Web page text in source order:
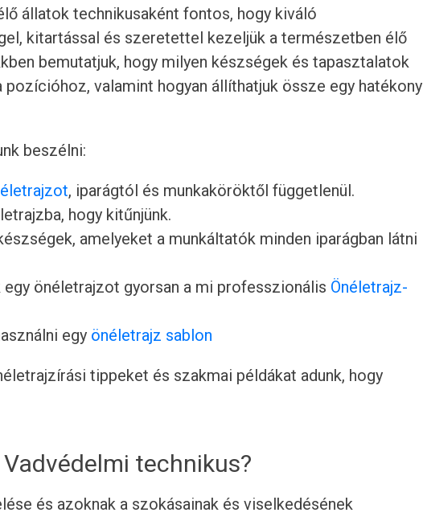
állatok technikusaként fontos, hogy kiváló
kitartással és szeretettel kezeljük a természetben élő
bemutatjuk, hogy milyen készségek és tapasztalatok
pozícióhoz, valamint hogyan állíthatjuk össze egy hatékony
beszélni:
, iparágtól és munkaköröktől függetlenül.
hogy kitűnjünk.
amelyeket a munkáltatók minden iparágban látni
egy önéletrajzot gyorsan a mi professzionális Önéletrajz-
egy önéletrajz sablon
tippeket és szakmai példákat adunk, hogy
technikus?
és azoknak a szokásainak és viselkedésének